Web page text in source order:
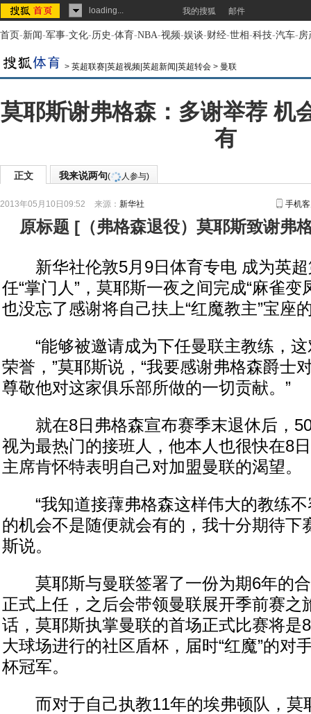
loading... 我的搜狐 邮件
首页-新闻-军事-文化-历史-体育-NBA-视频-娱谈-财经-世相-科技-汽车-房
> 英超联赛|英超视频|英超新闻|英超转会 > 曼联
莫耶斯谢弗格森：多谢举荐 机
有
正文 我来说两句( 人参与)
2013年05月10日09:52 来源： 新华社 手机
原标题 [ （弗格森退役）莫耶斯致谢弗
新华社伦敦5月9日体育专电 成为英超
任“掌门人”，莫耶斯一夜之间完成“麻雀变
也没忘了感谢将自己扶上“红魔教主”宝座
“能够被邀请成为下任曼联主教练，这
荣誉，”莫耶斯说，“我要感谢弗格森爵士
尊敬他对这家俱乐部所做的一切贡献。”
就在8日弗格森宣布赛季末退休后，
视为最热门的接班人，他本人也很快在8
主席肯怀特表明自己对加盟曼联的渴望。
“我知道接蘀弗格森这样伟大的教练不
的机会不是随便就会有的，我十分期待下
斯说。
莫耶斯与曼联签署了一份为期6年的合
正式上任，之后会带领曼联展开季前赛之
话，莫耶斯执掌曼联的首场正式比赛将是
大球场进行的社区盾杯，届时“红魔”的对
杯冠军。
而对于自己执教11年的埃弗顿队，莫